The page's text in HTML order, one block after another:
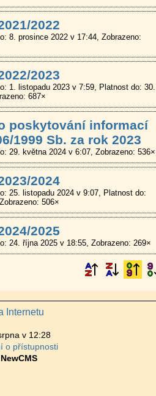
2022
8. prosince 2022 v 17:44 Zobrazeno:
2023
1. listopadu 2023 v 7:59
Platnost do: 30.
687×
poskytování informací
1999 Sb. za rok 2023
29. května 2024 v 6:07 Zobrazeno: 536×
2024
25. listopadu 2024 v 9:07
Platnost do:
Zobrazeno: 506×
2025
24. října 2025 v 18:55 Zobrazeno: 269×
Internetu
v 12:28
o přístupnosti
NewCMS